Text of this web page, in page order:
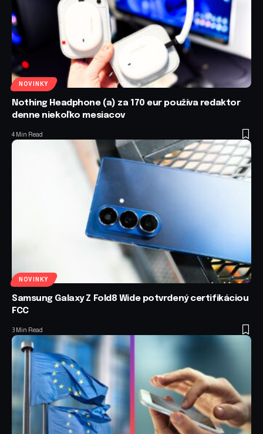
NOVINKY
Nothing Headphone (a) za 170 eur používa redaktor
denne niekoľko mesiacov
4 Min Read
NOVINKY
Samsung Galaxy Z Fold8 Wide potvrdený certifikáciou
FCC
3 Min Read